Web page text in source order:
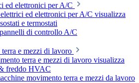
ed elettronici per A/C
ed elettronici per A/C visualizza
e termostati
di controllo A/C
e mezzi di lavoro
terra e mezzi di lavoro visualizza
freddo HVAC
movimento terra e mezzi da lavoro